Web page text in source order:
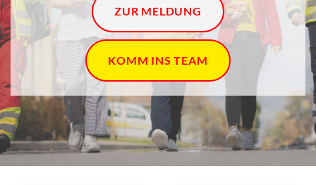
ZUR MELDUNG
KOMM INS TEAM